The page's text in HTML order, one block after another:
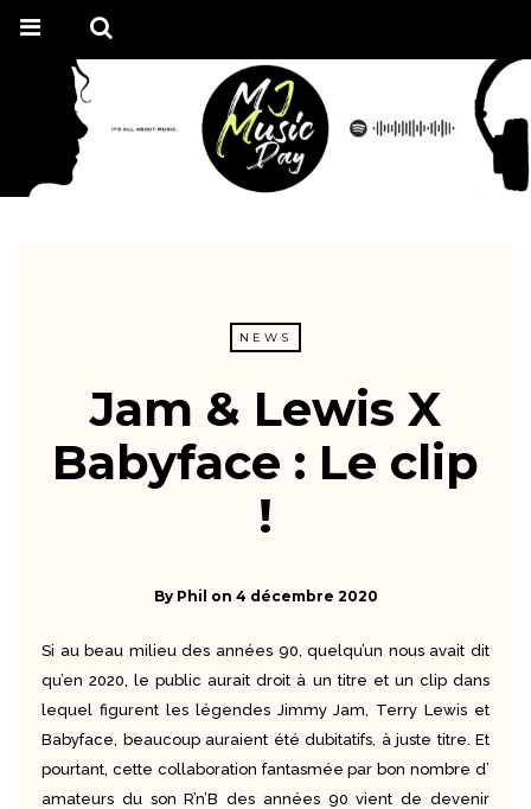
NEWS
Jam & Lewis X
Babyface : Le clip
!
By Phil on 4 décembre 2020
Si au beau milieu des années 90, quelqu’un nous avait dit
qu’en 2020, le public aurait droit à un titre et un clip dans
lequel figurent les légendes Jimmy Jam, Terry Lewis et
Babyface, beaucoup auraient été dubitatifs, à juste titre. Et
pourtant, cette collaboration fantasmée par bon nombre d’
amateurs du son R’n’B des années 90 vient de devenir